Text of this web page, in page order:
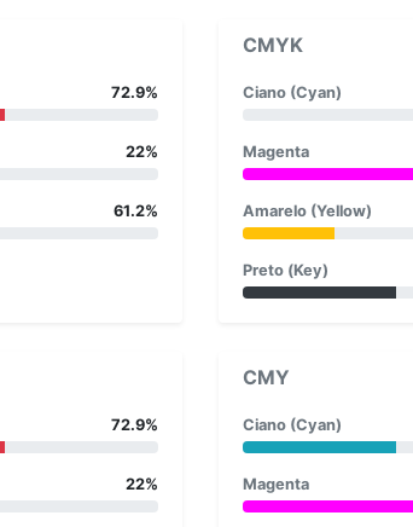
72.9%
22%
61.2%
CMYK
Ciano (Cyan)
Magenta
Amarelo (Yellow)
Preto (Key)
72.9%
22%
CMY
Ciano (Cyan)
Magenta